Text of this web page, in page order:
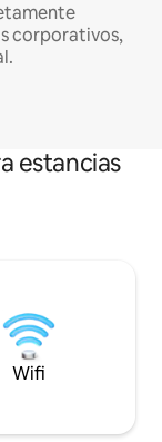
corporativos,
estancias
Wifi